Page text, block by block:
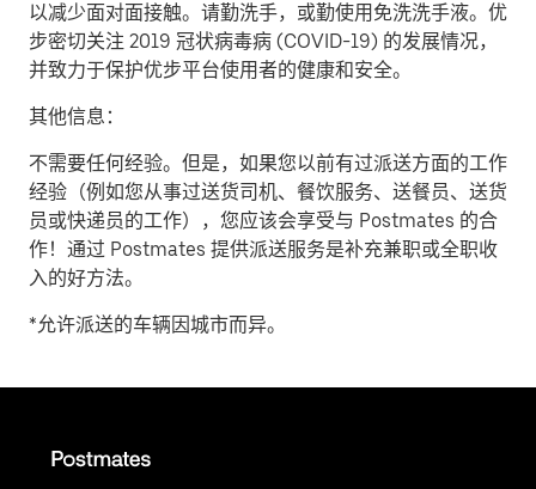
以减少面对面接触。请勤洗手，或勤使用免洗洗手液。优
步密切关注 2019 冠状病毒病 (COVID-19) 的发展情况，
并致力于保护优步平台使用者的健康和安全。
其他信息：
不需要任何经验。但是，如果您以前有过派送方面的工作
经验（例如您从事过送货司机、餐饮服务、送餐员、送货
员或快递员的工作），您应该会享受与 Postmates 的合
作！通过 Postmates 提供派送服务是补充兼职或全职收
入的好方法。
*允许派送的车辆因城市而异。